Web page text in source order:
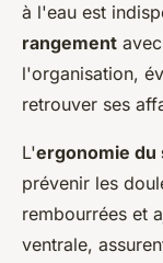
à l'eau est
rangement
l'organisation,
retrouver ses
L'ergonomie du
prévenir les
rembourrées et
ventrale,